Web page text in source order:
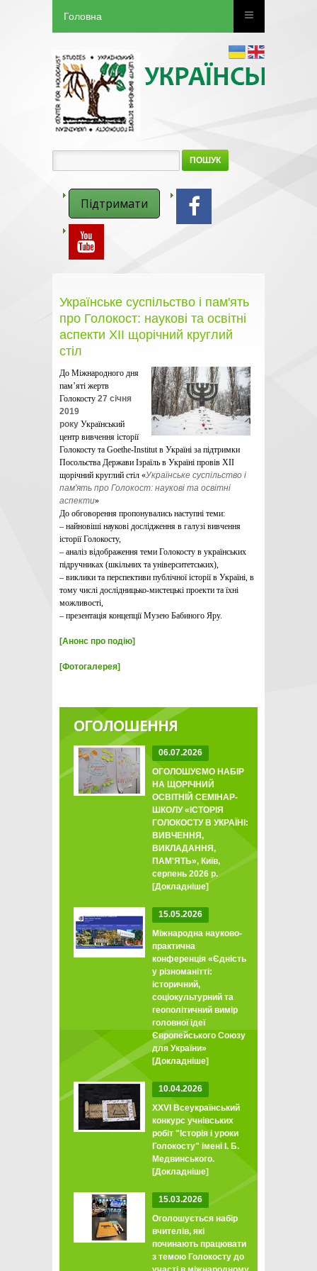
Головна
ПОШУК
Підтримати
Українське суспільство і пам'ять
про Голокост: наукові та освітні
аспекти ХІІ щорічний круглий
стіл
До Міжнародного дня
пам’яті жертв
Голокосту 27 січня
2019
року Український
центр вивчення історії
Голокосту та Goethe-Institut в Україні за підтримки
Посольства Держави Ізраїль в Україні провів ХІІ
щорічний круглий стіл «Українське суспільство і
пам'ять про Голокост: наукові та освітні
аспекти»
До обговорення пропонувались наступні теми:
– найновіші наукові дослідження в галузі вивчення
історії Голокосту,
– аналіз відображення теми Голокосту в українських
підручниках (шкільних та університетських),
– виклики та перспективи публічної історії в Україні, в
тому числі дослідницько-мистецькі проекти та їхні
можливості,
– презентація концепції Музею Бабиного Яру.
[Анонс про подію]
[Фотогалерея]
ОГОЛОШЕННЯ
06.07.2026
ОГОЛОШУЄМО НАБІР
НА ЩОРІЧНИЙ
ОСВІТНІЙ СЕМІНАР-
ШКОЛУ «ІСТОРІЯ
ГОЛОКОСТУ В УКРАЇНІ:
ВИВЧЕННЯ,
ВИКЛАДАННЯ,
ПАМ'ЯТЬ», Київ,
серпень 2026 р.
[Докладніше]
15.05.2026
Міжнародна науково-
практична
конференція «Єдність
у різноманітті:
історичний,
соціокультурний та
геополітичний вимір
головної ідеї
Європейського Союзу
для України»
[Докладніше]
10.04.2026
XXVI Всеукраїнський
конкурс учнівських
робіт "Історія і уроки
Голокосту" імені І. Б.
Медвинського.
[Докладніше]
15.03.2026
Оголошується набір
вчителів, які
починають працювати
з темою Голокосту до